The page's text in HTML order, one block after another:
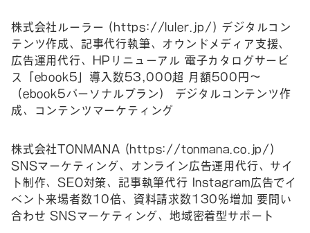
株式会社ルーラー ( https://luler.jp/) デジタルコン
テンツ作成、記事代行執筆、オウンドメディア支援、
広告運用代行、HPリニューアル 電子カタログサービ
ス「ebook5」導入数53,000超 月額500円～
（ebook5パーソナルプラン） デジタルコンテンツ作
成、コンテンツマーケティング
株式会社TONMANA ( https://tonmana.co.jp/ )
SNSマーケティング、オンライン広告運用代行、サイ
ト制作、SEO対策、記事執筆代行 Instagram広告でイ
ベント来場者数10倍、資料請求数130％増加 要問い
合わせ SNSマーケティング、地域密着型サポート